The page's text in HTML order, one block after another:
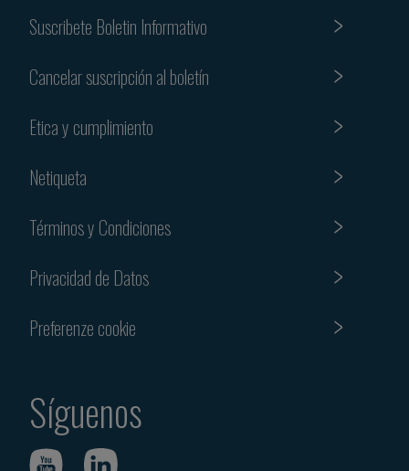
Suscribete Boletin Informativo
Cancelar suscripción al boletín
Etica y cumplimiento
Netiqueta
Términos y Condiciones
Privacidad de Datos
Preferenze cookie
Síguenos